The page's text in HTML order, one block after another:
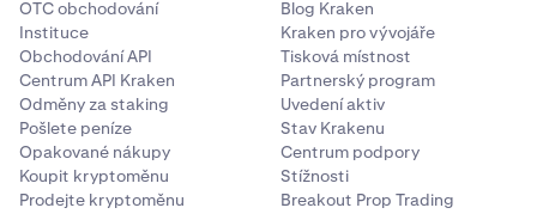
OTC obchodování
Instituce
Obchodování API
Centrum API Kraken
Odměny za staking
Pošlete peníze
Opakované nákupy
Koupit kryptoměnu
Prodejte kryptoměnu
Blog Kraken
Kraken pro vývojáře
Tisková místnost
Partnerský program
Uvedení aktiv
Stav Krakenu
Centrum podpory
Stížnosti
Breakout Prop Trading